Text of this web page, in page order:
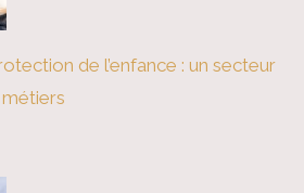
de l’enfance : un secteur